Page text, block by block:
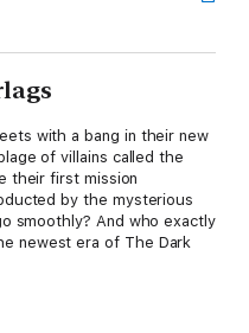
with a bang in their new
of villains called the
their first mission
by the mysterious
smoothly? And who exactly
newest era of The Dark